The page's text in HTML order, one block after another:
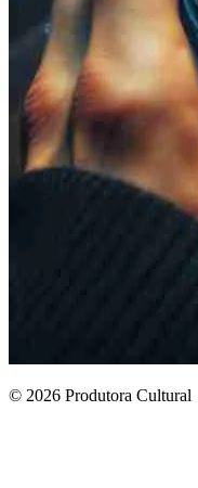
© 2026 Produtora Cultural